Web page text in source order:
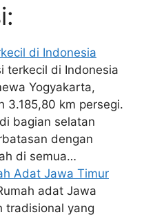
di Indonesia
terkecil di Indonesia
Yogyakarta,
3.185,80 km persegi.
bagian selatan
dengan
di semua…
Adat Jawa Timur
adat Jawa
tradisional yang